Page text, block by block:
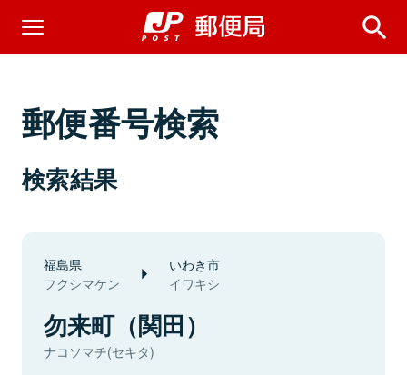
郵便番号検索
検索結果
福島県
フクシマケン
いわき市
イワキシ
勿来町（関田）
ナコソマチ(セキタ)